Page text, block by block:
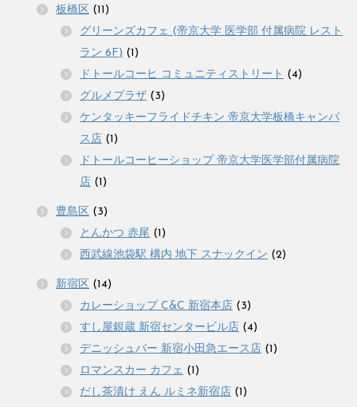
板橋区 (11)
グリーンズカフェ (帝京大学 医学部 付属病院 レスト
ラン 6F) (1)
ドトールコーヒ コミュニティストリート (4)
グルメプラザ (3)
ケンタッキーフライドチキン 帝京大学板橋キャンパ
ス店 (1)
ドトールコーヒーショップ 帝京大学医学部付属病院
店 (1)
豊島区 (3)
とんかつ 赤尾 (1)
西武線池袋駅 構内 地下 スナックイン (2)
新宿区 (14)
カレーショップ C&C 新宿本店 (3)
すし屋銀蔵 新宿センタービル店 (4)
デニッシュバー 新宿小田急エース店 (1)
ロマンスカー カフェ (1)
だし茶漬け えん ルミネ新宿店 (1)